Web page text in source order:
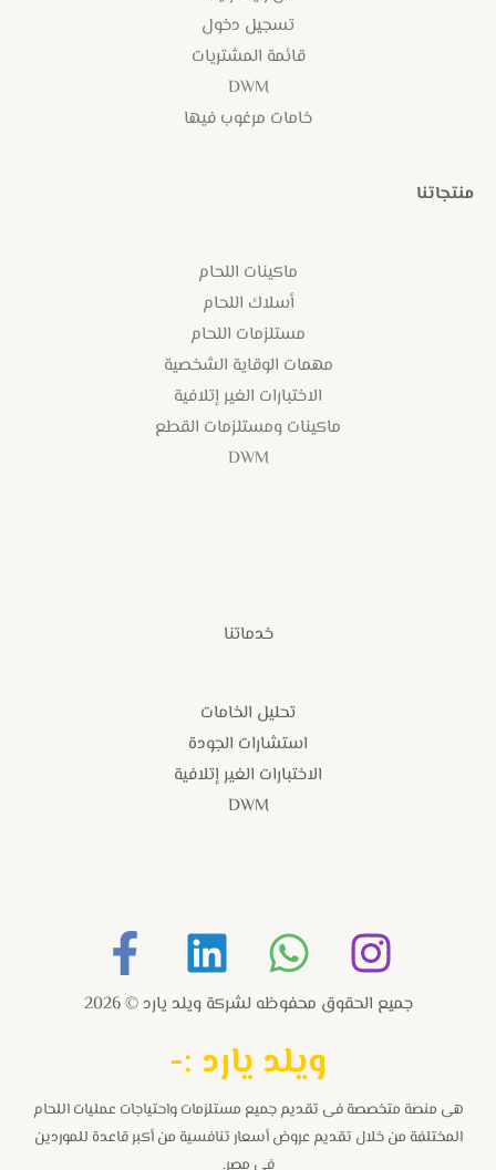
تسجيل دخول
قائمة المشتريات
DWM
خامات مرغوب فيها
منتجاتنا
ماكينات اللحام
أسلاك اللحام
مستلزمات اللحام
مهمات الوقاية الشخصية
الاختبارات الغير إتلافية
ماكينات ومستلزمات القطع
DWM
خدماتنا
تحليل الخامات
استشارات الجودة
الاختبارات الغير إتلافية
DWM
جميع الحقوق محفوظه لشركة ويلد يارد © 2026
ويلد يارد :-
هى منصة متخصصة فى تقديم جميع مستلزمات واحتياجات عمليات اللحام
المختلفة من خلال تقديم عروض أسعار تنافسية من أكبر قاعدة للموردين
فى مصر.